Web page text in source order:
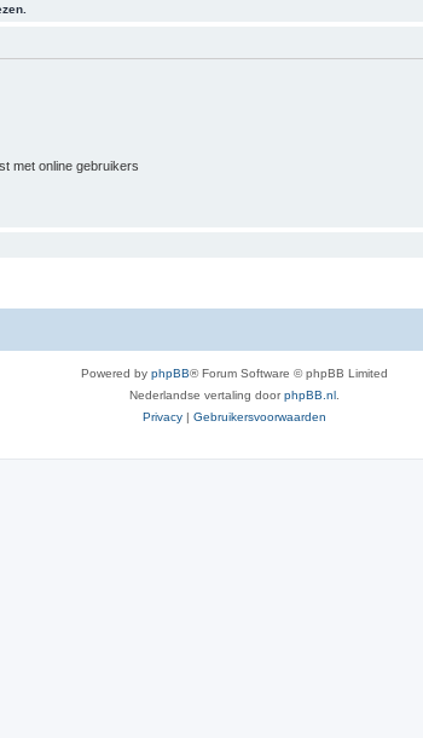
met online gebruikers
Powered by phpBB® Forum Software © phpBB Limited
Nederlandse vertaling doorphpBB.nl.
Privacy | Gebruikersvoorwaarden